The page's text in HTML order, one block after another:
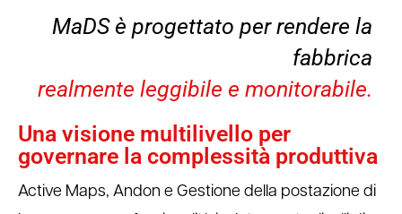
MaDS è progettato per rendere la
fabbrica
realmente leggibile e monitorabile.
Una visione multilivello per
governare la complessità produttiva
Active Maps, Andon e Gestione della postazione di